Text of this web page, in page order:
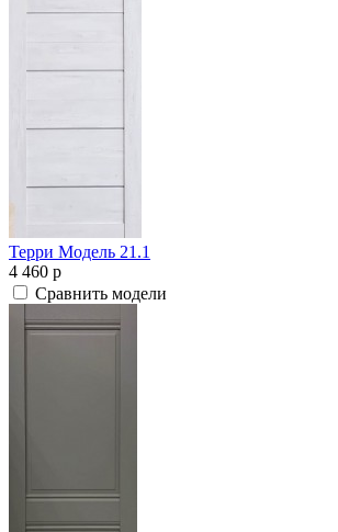
Терри Модель 21.1
4 460 p
Сравнить модели